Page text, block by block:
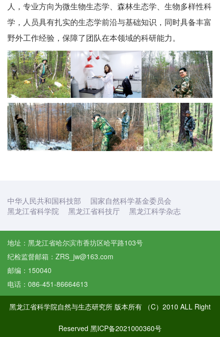
人，专业方向为微生物生态学、森林生态学、生物多样性科
学，人员具有扎实的生态学前沿与基础知识，同时具备丰富
野外工作经验，保障了团队在本领域的科研能力。
中华人民共和国科技部
国家自然科学基金委员会
黑龙江省科学院
黑龙江省科技厅 黑龙江科学杂志
地址：黑龙江省哈尔滨市香坊区哈平路103号
纪检监督邮箱：ZRS_jw@163.com
邮编：150040
电话：086-451-86664613
黑龙江省科学院自然与生态研究所 版本所有 （C）2010 ALL Right
Reserved 黑ICP备2021000360号